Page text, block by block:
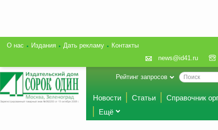
О нас Издания Дать рекламу
Контакты
news@id41.ru
Рейтинг запросов
Новости Статьи
Справочник
Ещё